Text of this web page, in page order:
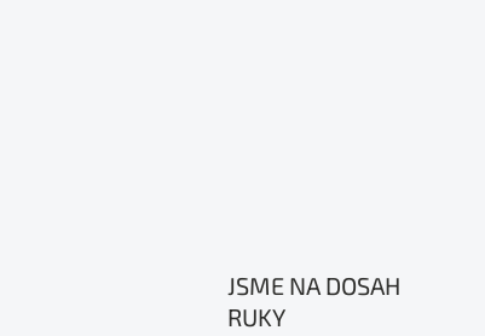
JSME NA DOSAH
RUKY